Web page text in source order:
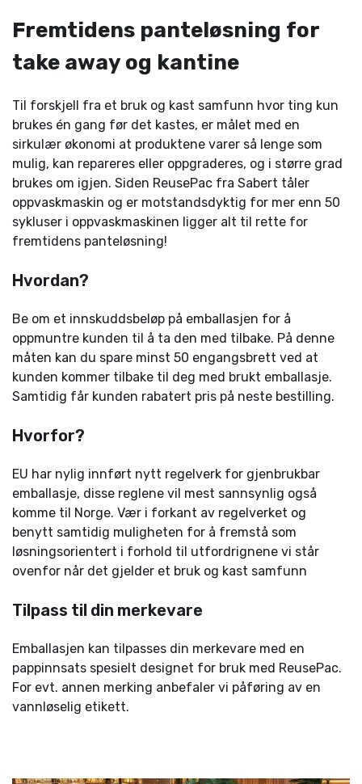
Fremtidens panteløsning for
take away og kantine
Til forskjell fra et bruk og kast samfunn hvor ting kun
brukes én gang før det kastes, er målet med en
sirkulær økonomi at produktene varer så lenge som
mulig, kan repareres eller oppgraderes, og i større grad
brukes om igjen. Siden ReusePac fra Sabert tåler
oppvaskmaskin og er motstandsdyktig for mer enn 50
sykluser i oppvaskmaskinen ligger alt til rette for
fremtidens panteløsning!
Hvordan?
Be om et innskuddsbeløp på emballasjen for å
oppmuntre kunden til å ta den med tilbake. På denne
måten kan du spare minst 50 engangsbrett ved at
kunden kommer tilbake til deg med brukt emballasje.
Samtidig får kunden rabatert pris på neste bestilling.
Hvorfor?
EU har nylig innført nytt regelverk for gjenbrukbar
emballasje, disse reglene vil mest sannsynlig også
komme til Norge. Vær i forkant av regelverket og
benytt samtidig muligheten for å fremstå som
løsningsorientert i forhold til utfordrignene vi står
ovenfor når det gjelder et bruk og kast samfunn
Tilpass til din merkevare
Emballasjen kan tilpasses din merkevare med en
pappinnsats spesielt designet for bruk med ReusePac.
For evt. annen merking anbefaler vi påføring av en
vannløselig etikett.